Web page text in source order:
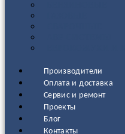
Производители
Оплата и доставка
Сервис и ремонт
Проекты
Блог
Контакты